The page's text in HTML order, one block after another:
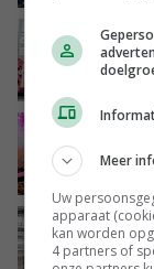
Meer
Uw
apparaat
kan worden
4 partners of